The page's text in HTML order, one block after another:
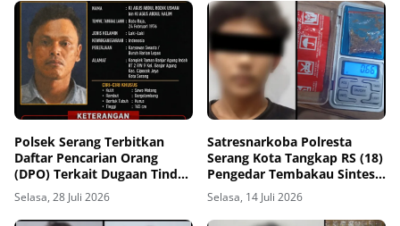
Polsek Serang Terbitkan
Daftar Pencarian Orang
(DPO) Terkait Dugaan Tindak
Pidana Penggelapan
Selasa, 28 Juli 2026
Satresnarkoba Polresta
Serang Kota Tangkap RS (18)
Pengedar Tembakau Sintesis
di Cigelam Ciruas
Selasa, 14 Juli 2026